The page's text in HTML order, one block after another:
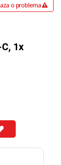
o problema
1x